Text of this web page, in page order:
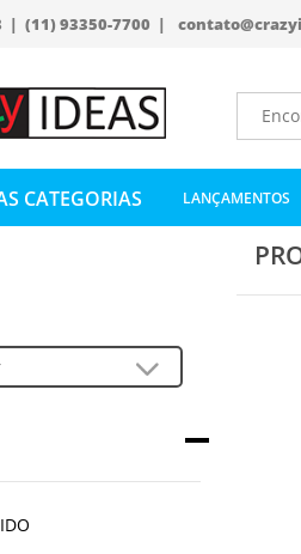
| (11) 93350-7700 |
CATEGORIAS LANÇAMENTOS